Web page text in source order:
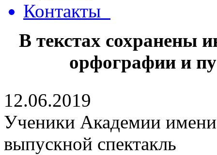
Контакты
В текстах сохранены
орфографии и
12.06.2019
Ученики Академии
выпускной спектакль